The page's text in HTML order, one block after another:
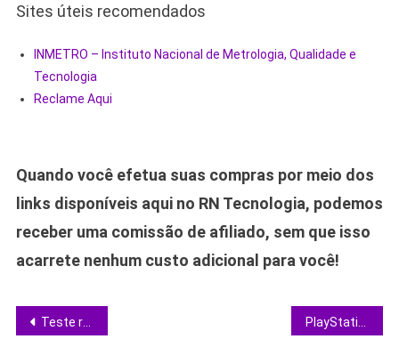
Sites úteis recomendados
INMETRO – Instituto Nacional de Metrologia, Qualidade e
Tecnologia
Reclame Aqui
Quando você efetua suas compras por meio dos
links disponíveis aqui no RN Tecnologia, podemos
receber uma comissão de afiliado, sem que isso
acarrete nenhum custo adicional para você!
Navegação
Teste revela 3 cadeiras de escritório com melhor custo-benefício na Amazon